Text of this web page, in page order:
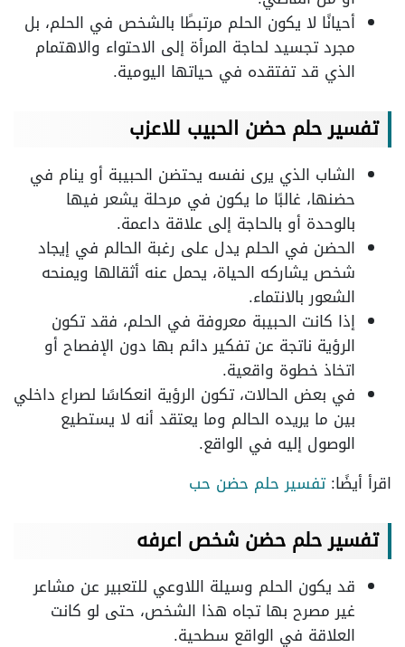
أحيانًا لا يكون الحلم مرتبطًا بالشخص في الحلم، بل
مجرد تجسيد لحاجة المرأة إلى الاحتواء والاهتمام
الذي قد تفتقده في حياتها اليومية.
تفسير حلم حضن الحبيب للاعزب
الشاب الذي يرى نفسه يحتضن الحبيبة أو ينام في
حضنها، غالبًا ما يكون في مرحلة يشعر فيها
بالوحدة أو بالحاجة إلى علاقة داعمة.
الحضن في الحلم يدل على رغبة الحالم في إيجاد
شخص يشاركه الحياة، يحمل عنه أثقالها ويمنحه
الشعور بالانتماء.
إذا كانت الحبيبة معروفة في الحلم، فقد تكون
الرؤية ناتجة عن تفكير دائم بها دون الإفصاح أو
اتخاذ خطوة واقعية.
في بعض الحالات، تكون الرؤية انعكاسًا لصراع داخلي
بين ما يريده الحالم وما يعتقد أنه لا يستطيع
الوصول إليه في الواقع.
اقرأ أيضًا:تفسير حلم حضن حب
تفسير حلم حضن شخص اعرفه
قد يكون الحلم وسيلة اللاوعي للتعبير عن مشاعر
غير مصرح بها تجاه هذا الشخص، حتى لو كانت
العلاقة في الواقع سطحية.